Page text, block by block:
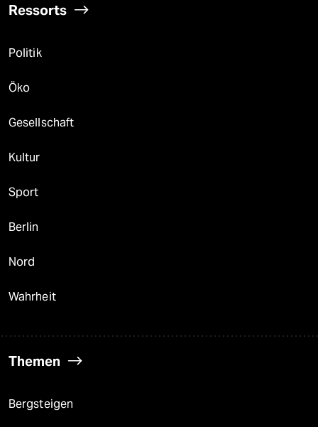
Ressorts
Politik
Öko
Gesellschaft
Kultur
Sport
Berlin
Nord
Wahrheit
Themen
Bergsteigen